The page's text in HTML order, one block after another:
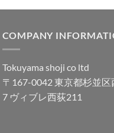
COMPANY
Tokuyama shoji co ltd
〒167-0042 東京都杉並
7 ヴィブレ西荻211